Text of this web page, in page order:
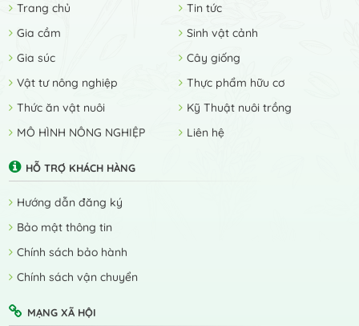
Trang chủ
Tin tức
Gia cầm
Sinh vật cảnh
Gia súc
Cây giống
Vật tư nông nghiệp
Thực phẩm hữu cơ
Thức ăn vật nuôi
Kỹ Thuật nuôi trồng
MÔ HÌNH NÔNG NGHIỆP
Liên hệ
HỖ TRỢ KHÁCH HÀNG
Hướng dẫn đăng ký
Bảo mật thông tin
Chính sách bảo hành
Chính sách vận chuyển
MẠNG XÃ HỘI